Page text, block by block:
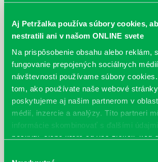
Aj Petržalka používa súbory cookies,
nestratili ani v našom ONLINE svete
Na prispôsobenie obsahu alebo reklám,
fungovanie prepojených sociálnych
návštevnosti používame súbory
tom, ako používate naše webové
poskytujeme aj našim partnerom v
médií, inzercie a analýzy. Títo partneri
informácie skombinovať s ďalšími
poskytli, alebo ktoré od vás získali, keď